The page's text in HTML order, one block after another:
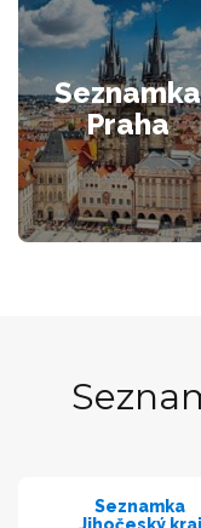
Seznamka
Praha
Seznamka